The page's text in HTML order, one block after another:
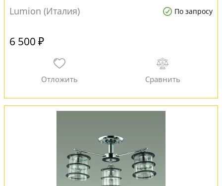
Lumion (Италия) По запросу
6 500 ₽